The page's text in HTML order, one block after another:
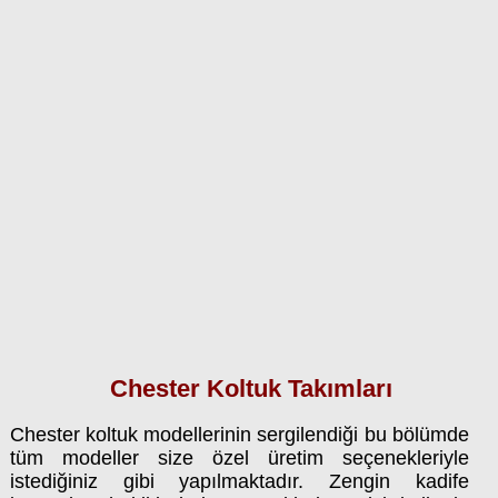
Chester Koltuk Takımları
Chester koltuk modellerinin sergilendiği bu bölümde
tüm modeller size özel üretim seçenekleriyle
istediğiniz gibi yapılmaktadır. Zengin kadife